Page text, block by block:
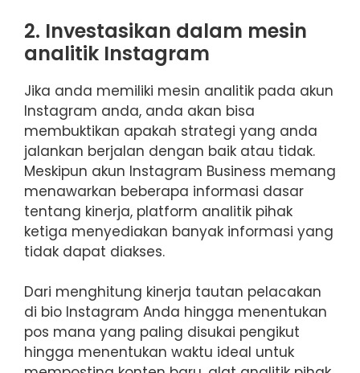
2. Investasikan dalam mesin
analitik Instagram
Jika anda memiliki mesin analitik pada akun
Instagram anda, anda akan bisa
membuktikan apakah strategi yang anda
jalankan berjalan dengan baik atau tidak.
Meskipun akun Instagram Business memang
menawarkan beberapa informasi dasar
tentang kinerja, platform analitik pihak
ketiga menyediakan banyak informasi yang
tidak dapat diakses.
Dari menghitung kinerja tautan pelacakan
di bio Instagram Anda hingga menentukan
pos mana yang paling disukai pengikut
hingga menentukan waktu ideal untuk